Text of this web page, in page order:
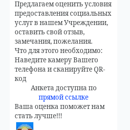
Предлагаем оценить условия
предоставления социальных
услуг в нашем Учреждении,
оставить свой отзыв,
замечания, пожелания.
Что для этого необходимо:
Наведите камеру Вашего
телефона и сканируйте QR-
код
Анкета доступна по
прямой ссылке
Ваша оценка поможет нам
стать лучше!!!